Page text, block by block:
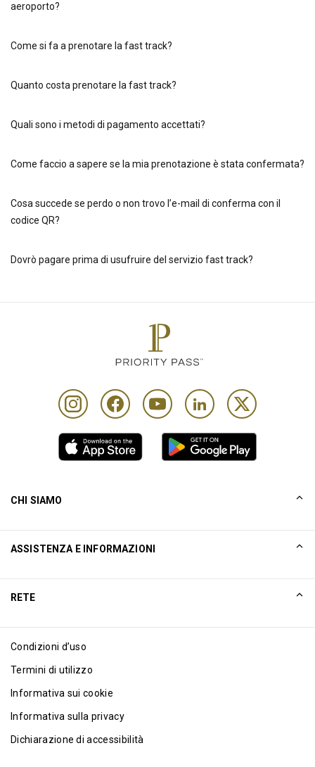
aeroporto?
Come si fa a prenotare la fast track?
Quanto costa prenotare la fast track?
Quali sono i metodi di pagamento accettati?
Come faccio a sapere se la mia prenotazione è stata confermata?
Cosa succede se perdo o non trovo l’e-mail di conferma con il
codice QR?
Dovrò pagare prima di usufruire del servizio fast track?
CHI SIAMO
Excellence Awards
Blog
ASSISTENZA E INFORMAZIONI
RETE
Condizioni d’uso
Termini di utilizzo
Informativa sui cookie
Informativa sulla privacy
Dichiarazione di accessibilità